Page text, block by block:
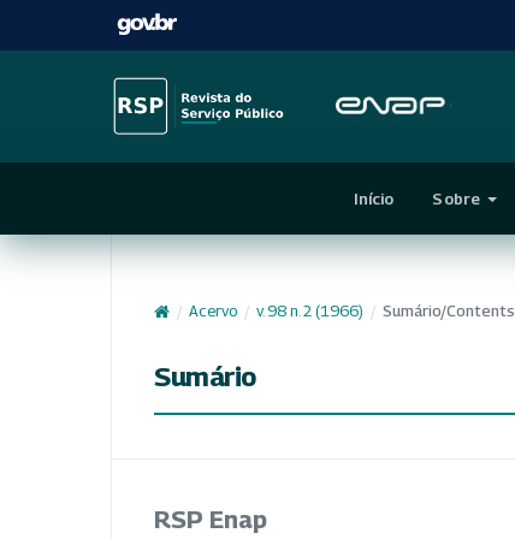
Início Sobre
/ Acervo / v. 98 n. 2 (1966) / Sumário/Contents
Sumário
RSP Enap